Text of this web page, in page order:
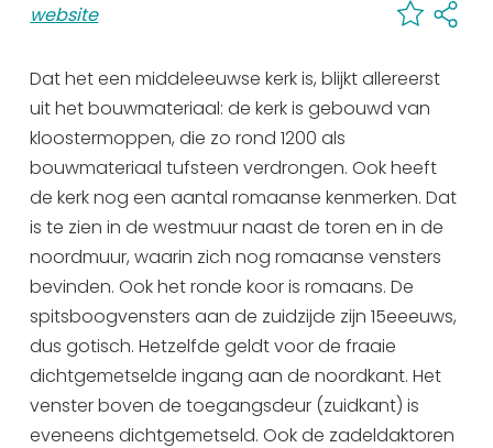
Frequently visited pages:
Sneek with children
VVV Sneek
Walking and cycling
Places of interest
website
Dat het een middeleeuwse kerk is, blijkt allereerst
uit het bouwmateriaal: de kerk is gebouwd van
kloostermoppen, die zo rond 1200 als
bouwmateriaal tufsteen verdrongen. Ook heeft
de kerk nog een aantal romaanse kenmerken. Dat
is te zien in de westmuur naast de toren en in de
noordmuur, waarin zich nog romaanse vensters
bevinden. Ook het ronde koor is romaans. De
spitsboogvensters aan de zuidzijde zijn 15eeeuws,
dus gotisch. Hetzelfde geldt voor de fraaie
dichtgemetselde ingang aan de noordkant. Het
venster boven de toegangsdeur (zuidkant) is
eveneens dichtgemetseld. Ook de zadeldaktoren